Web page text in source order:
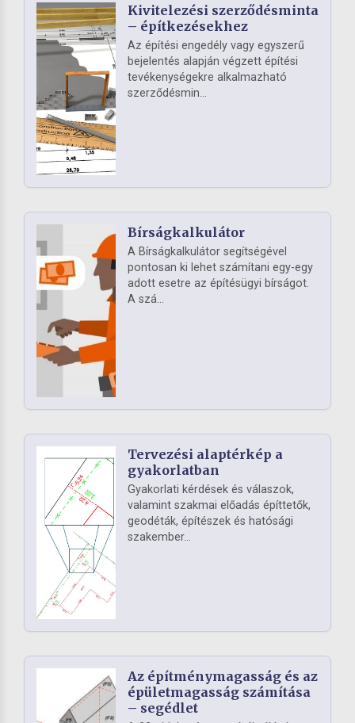
Kivitelezési szerződésminta
– építkezésekhez
Az építési engedély vagy egyszerű
bejelentés alapján végzett építési
tevékenységekre alkalmazható
szerződésmin...
Bírságkalkulátor
A Bírságkalkulátor segítségével
pontosan ki lehet számítani egy-egy
adott esetre az építésügyi bírságot.
A szá...
Tervezési alaptérkép a
gyakorlatban
Gyakorlati kérdések és válaszok,
valamint szakmai előadás építtetők,
geodéták, építészek és hatósági
szakember...
Az építménymagasság és az
épületmagasság számítása
– segédlet